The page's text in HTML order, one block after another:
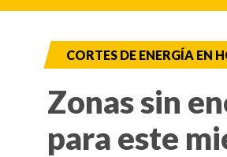
CORTES DE ENERGÍA EN
Zonas sin
para este